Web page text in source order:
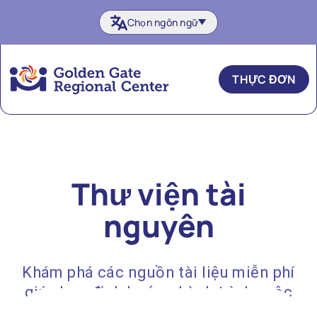
nội
dung
Chọn ngôn ngữ
THỰC ĐƠN
Thư viện tài
nguyên
Khám phá các nguồn tài liệu miễn phí
giúp bạn định hướng hành trình cuộc